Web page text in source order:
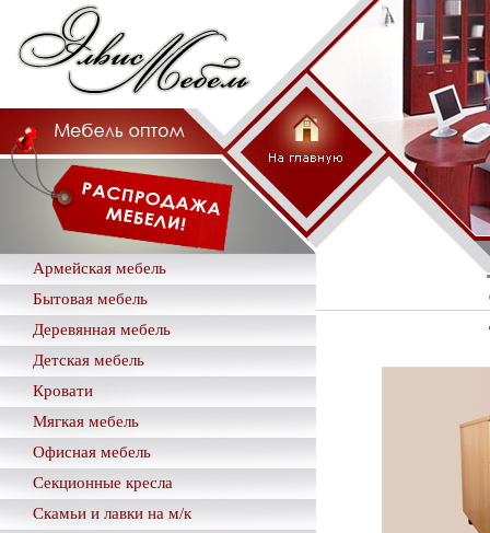
Армейская мебель
Бытовая мебель
Деревянная мебель
Детская мебель
Кровати
Мягкая мебель
Офисная мебель
Секционные кресла
Скамьи и лавки на м/к